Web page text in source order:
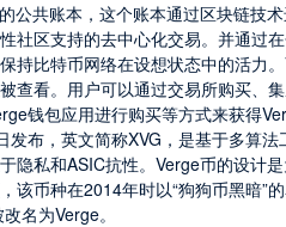
公共账本，这个账本通过区块链技
社区支持的去中心化交易。并通过
持比特币网络在设想状态中的活力
查看。用户可以通过交易所购买、
钱包应用进行购买等方式来获得
发布，英文简称XVG，是基于多算法
隐私和ASIC抗性。Verge币的设计
该币种在2014年时以“狗狗币黑暗”
名为Verge。